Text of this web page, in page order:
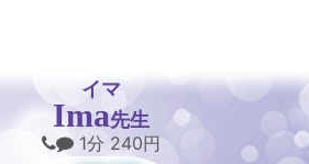
イマ
Ima先生
1分 240円